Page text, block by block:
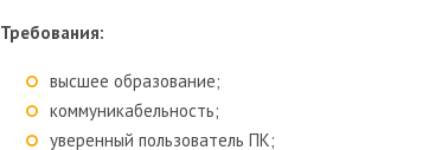
Требования:
высшее образование;
коммуникабельность;
уверенный пользователь ПК;